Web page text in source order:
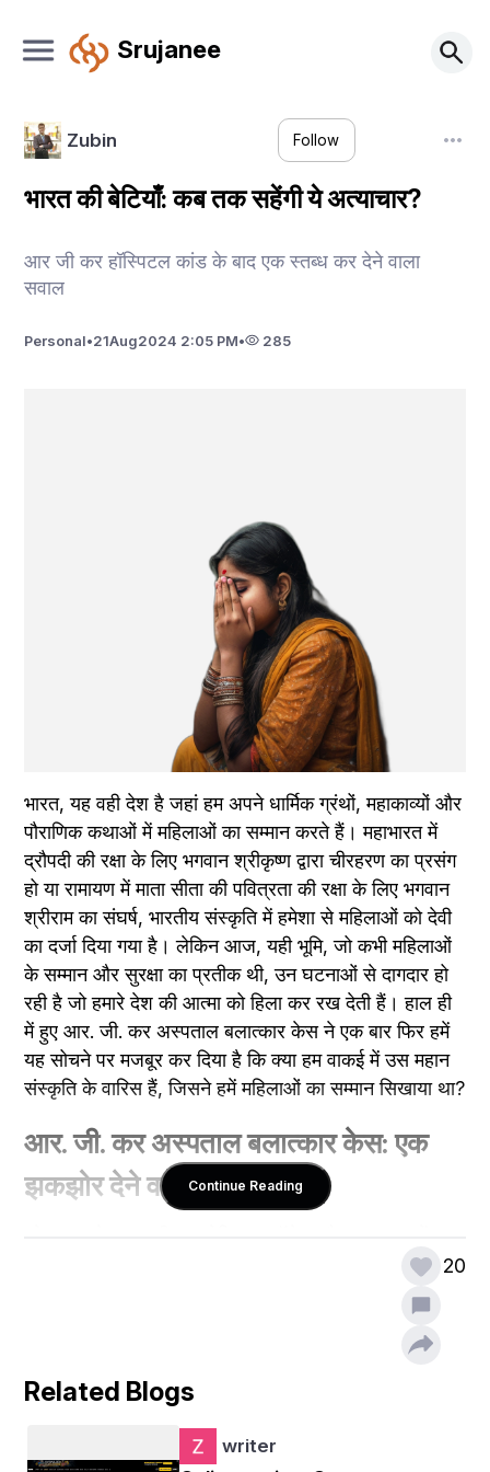
Srujanee
Zubin Follow
भारत की बेटियाँ: कब तक सहेंगी ये अत्याचार?
आर जी कर हॉस्पिटल कांड के बाद एक स्तब्ध कर देने वाला
सवाल
Personal•21Aug2024 2:05 PM• 285
भारत, यह वही देश है जहां हम अपने धार्मिक ग्रंथों, महाकाव्यों और
पौराणिक कथाओं में महिलाओं का सम्मान करते हैं। महाभारत में
द्रौपदी की रक्षा के लिए भगवान श्रीकृष्ण द्वारा चीरहरण का प्रसंग
हो या रामायण में माता सीता की पवित्रता की रक्षा के लिए भगवान
श्रीराम का संघर्ष, भारतीय संस्कृति में हमेशा से महिलाओं को देवी
का दर्जा दिया गया है। लेकिन आज, यही भूमि, जो कभी महिलाओं
के सम्मान और सुरक्षा का प्रतीक थी, उन घटनाओं से दागदार हो
रही है जो हमारे देश की आत्मा को हिला कर रख देती हैं। हाल ही
में हुए आर. जी. कर अस्पताल बलात्कार केस ने एक बार फिर हमें
यह सोचने पर मजबूर कर दिया है कि क्या हम वाकई में उस महान
संस्कृति के वारिस हैं, जिसने हमें महिलाओं का सम्मान सिखाया था?
आर. जी. कर अस्पताल बलात्कार केस: एक
झकझोर देने वाली घटना
बलात्कार ने पूरे देश को हिला कर रख दिया। अस्पताल जैसी
जगह, जहां जीवन और सुरक्षा की उम्मीद की जाती है, वहीँ इस
प्रकार की घृणित घटना का घटित होना हमारे समाज के नैतिक
पतन की ओर इशारा करता है। यह घटना केवल एक महिला के
साथ हुआ अन्याय नहीं है, बल्कि यह हमारे समाज में व्याप्त उस
मानसिकता का परिचायक है, जो महिलाओं को केवल एक वस्तु
Continue Reading
20
Related Blogs
writer